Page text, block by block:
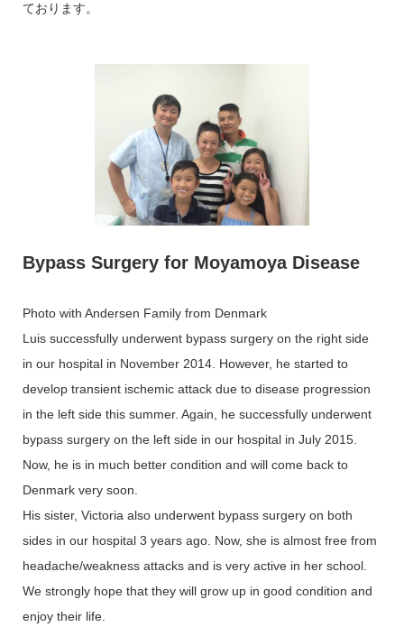
ております。
Bypass Surgery for Moyamoya Disease
Photo with Andersen Family from Denmark
Luis successfully underwent bypass surgery on the right side
in our hospital in November 2014. However, he started to
develop transient ischemic attack due to disease progression
in the left side this summer. Again, he successfully underwent
bypass surgery on the left side in our hospital in July 2015.
Now, he is in much better condition and will come back to
Denmark very soon.
His sister, Victoria also underwent bypass surgery on both
sides in our hospital 3 years ago. Now, she is almost free from
headache/weakness attacks and is very active in her school.
We strongly hope that they will grow up in good condition and
enjoy their life.